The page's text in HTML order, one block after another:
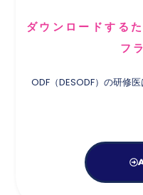
ダウンロードする
フ
ODF（DESODF）の研修